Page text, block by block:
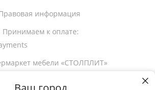
мебели «СТОЛПЛИТ»
Принимаем к оплате:
информация